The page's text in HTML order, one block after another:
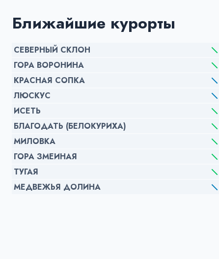
Ближайшие курорты
СЕВЕРНЫЙ СКЛОН
ГОРА ВОРОНИНА
КРАСНАЯ СОПКА
ЛЮСКУС
ИСЕТЬ
БЛАГОДАТЬ (БЕЛОКУРИХА)
МИЛОВКА
ГОРА ЗМЕИНАЯ
ТУГАЯ
МЕДВЕЖЬЯ ДОЛИНА